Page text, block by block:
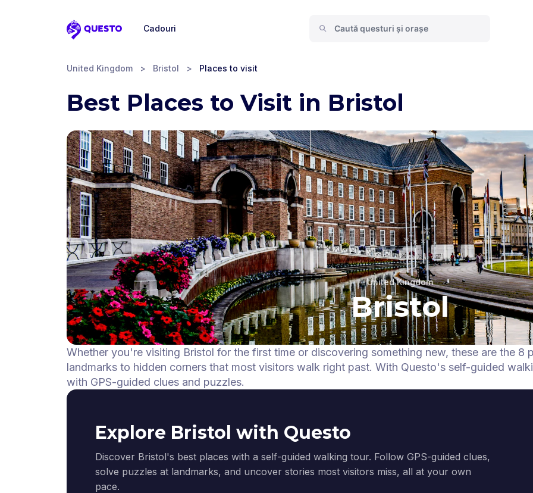
Questo
Cadouri
United Kingdom > Bristol > Places to visit
Best Places to Visit in Bristol
United Kingdom
Bristol
Whether you're visiting Bristol for the first time or discovering something new, these are the 8
landmarks to hidden corners that most visitors walk right past. With Questo's self-guided
with GPS-guided clues and puzzles.
Explore Bristol with Questo
Discover Bristol's best places with a self-guided walking tour. Follow GPS-guided clues,
solve puzzles at landmarks, and uncover stories most visitors miss, all at your own
pace.